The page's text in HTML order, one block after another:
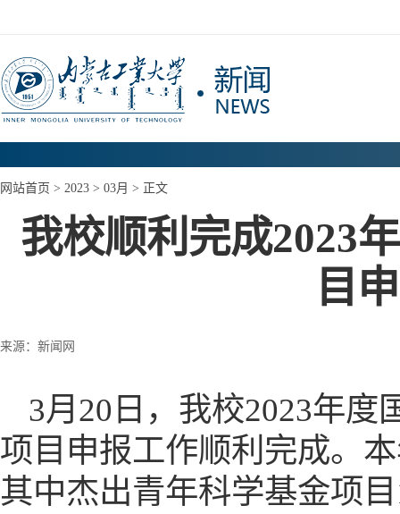
网站首页 > 2023 > 03月 > 正文
我校顺利完成2023
目
来源：新闻网
3月20日，我校2023年度
项目申报工作顺利完成。
其中杰出青年科学基金项